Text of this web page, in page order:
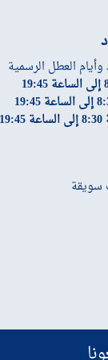
العطل الرسمية